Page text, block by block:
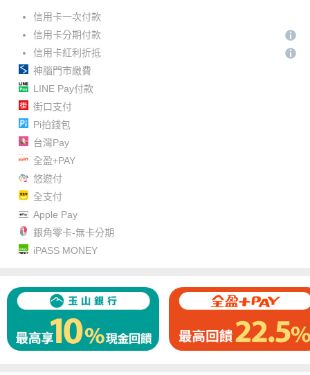
信用卡一次付款
信用卡分期付款
信用卡紅利折抵
神腦門市繳費
LINE Pay付款
街口支付
Pi拍錢包
台灣Pay
全盈+PAY
悠遊付
全支付
Apple Pay
銀角零卡-無卡分期
iPASS MONEY